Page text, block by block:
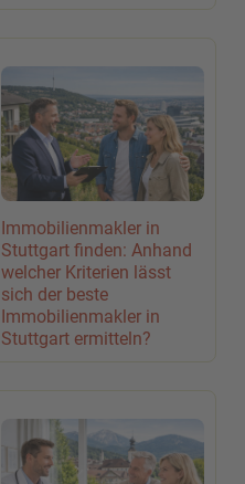
Immobilienmakler in
Stuttgart finden: Anhand
welcher Kriterien lässt
sich der beste
Immobilienmakler in
Stuttgart ermitteln?